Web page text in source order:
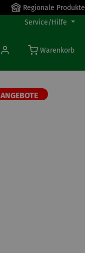
Regionale Produkte
Service/Hilfe
Warenkorb
ANGEBOTE